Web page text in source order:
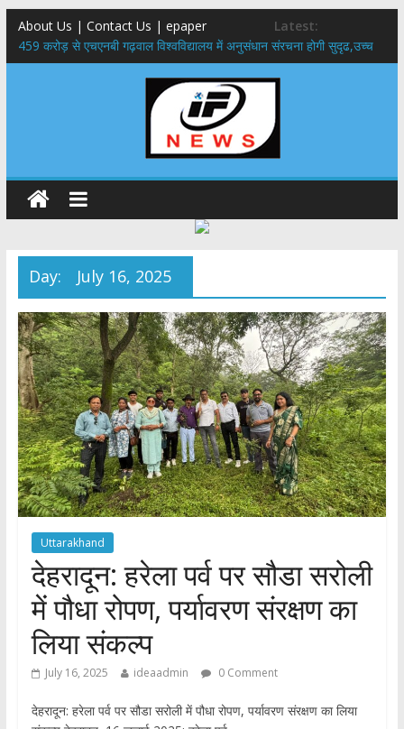
About Us | Contact Us | epaper
Latest:
459 करोड़ से एचएनबी गढ़वाल विश्वविद्यालय में अनुसंधान संरचना होगी सुदृढ,उच्च
शिक्षा मंत्री धन सिंह रावत ने नवनियुक्त केन्द्रीय शिक्षा मंत्री से की मुलाकात
राष्ट्रीय हथकरघा दिवस पर मुख्यमंत्री धामी ने उत्कृष्ट बुनकरों और हस्तशिल्प
​धामी कैबिनेट का बड़ा फैसला: पशुपालकों को 60% तक सब्सिडी, गंगा एक्सप्रेसवे का
​हरिद्वार से वीरभद्र (ऋषिकेश) तक निकली BJYM की भव्य कांवड़ यात्रा; तेजस्वी
सूर्या ने की देश व प्रदेशवासियों के कल्याण की कामना
24×7 अलर्ट मोड में रहें अधिकारी-मुख्य सचिव मानसून-एसईओसी से मुख्य सचिव ने
की विस्तृत समीक्षा कहा-बंद सड़कों को शीघ्र खोला जाए, लोगों को न हो दिक्कत
Day: July 16, 2025
Uttarakhand
देहरादून: हरेला पर्व पर सौडा सरोली
में पौधा रोपण, पर्यावरण संरक्षण का
लिया संकल्प
July 16, 2025 ideaadmin 0 Comment
देहरादून: हरेला पर्व पर सौडा सरोली में पौधा रोपण, पर्यावरण संरक्षण का लिया